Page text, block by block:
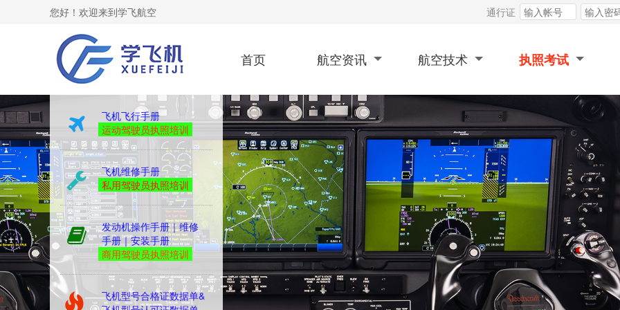
您好！欢迎来到学飞航空 通行证
首页 航空资讯 航空技术 执照考试
yibiao
飞机飞行手册
运动驾驶员执照培训
飞机维修手册
私用驾驶员执照培训
发动机操作手册｜维修
手册｜安装手册
商用驾驶员执照培训
飞机型号合格证数据单&